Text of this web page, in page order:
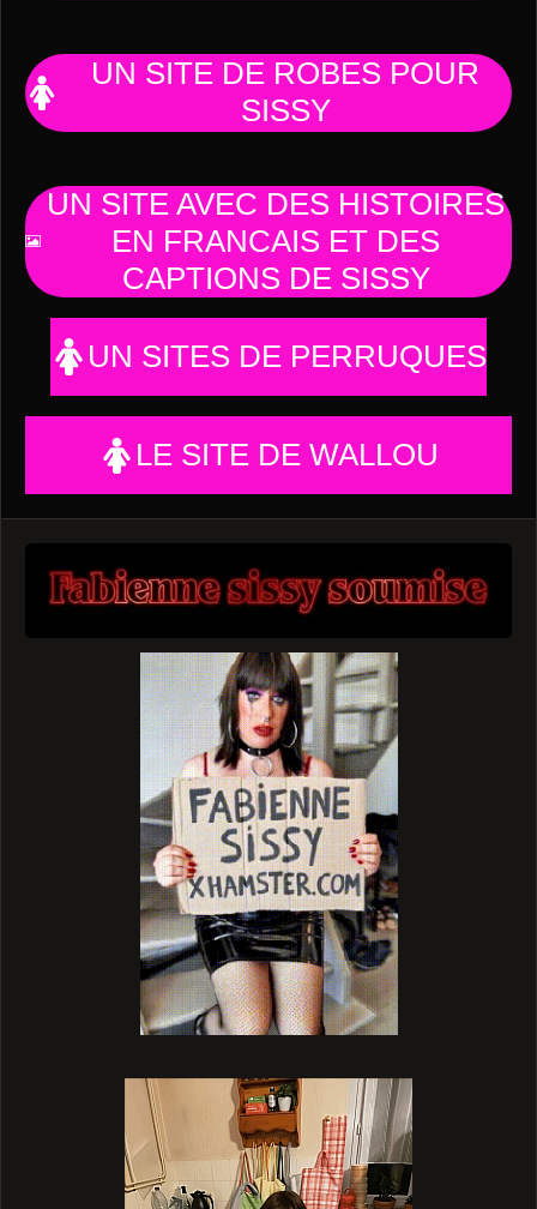
UN SITE DE ROBES POUR
SISSY
UN SITE AVEC DES HISTOIRES
EN FRANCAIS ET DES
CAPTIONS DE SISSY
UN SITES DE PERRUQUES
LE SITE DE WALLOU